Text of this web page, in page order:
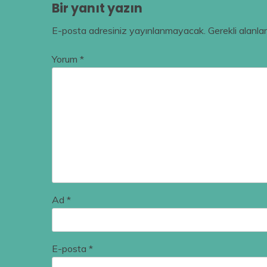
Bir yanıt yazın
E-posta adresiniz yayınlanmayacak. Gerekli alanlar
Yorum *
Ad *
E-posta *